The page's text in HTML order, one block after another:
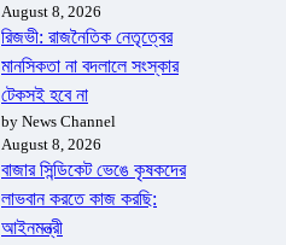
August 8, 2026
রিজভী: রাজনৈতিক নেতৃত্বের
মানসিকতা না বদলালে সংস্কার
টেকসই হবে না
by News Channel
August 8, 2026
বাজার সিন্ডিকেট ভেঙে কৃষকদের
লাভবান করতে কাজ করছি:
আইনমন্ত্রী